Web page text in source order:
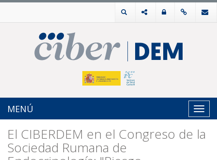
MENÚ
El CIBERDEM en el Congreso de la
Sociedad Rumana de